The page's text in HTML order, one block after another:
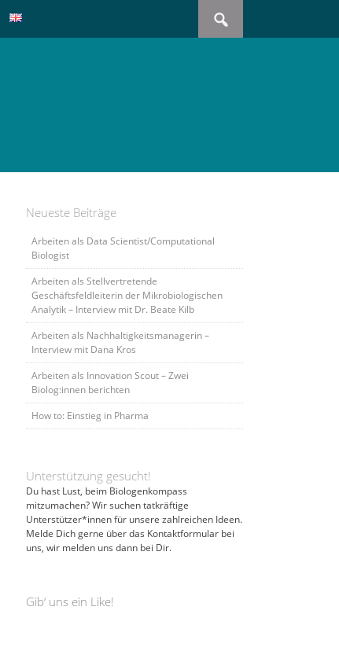
Search
for:
Neueste Beiträge
Arbeiten als Data Scientist/Computational
Biologist
Arbeiten als Stellvertretende
Geschäftsfeldleiterin der Mikrobiologischen
Analytik – Interview mit Dr. Beate Kilb
Arbeiten als Nachhaltigkeitsmanagerin –
Interview mit Dana Kros
Arbeiten als Innovation Scout – Zwei
Biolog:innen berichten
How to: Einstieg in Pharma
Unterstützung gesucht!
Du hast Lust, beim Biologenkompass
mitzumachen? Wir suchen tatkräftige
Unterstützer*innen für unsere zahlreichen Ideen.
Melde Dich gerne über das Kontaktformular bei
uns, wir melden uns dann bei Dir.
Gib‘ uns ein Like!